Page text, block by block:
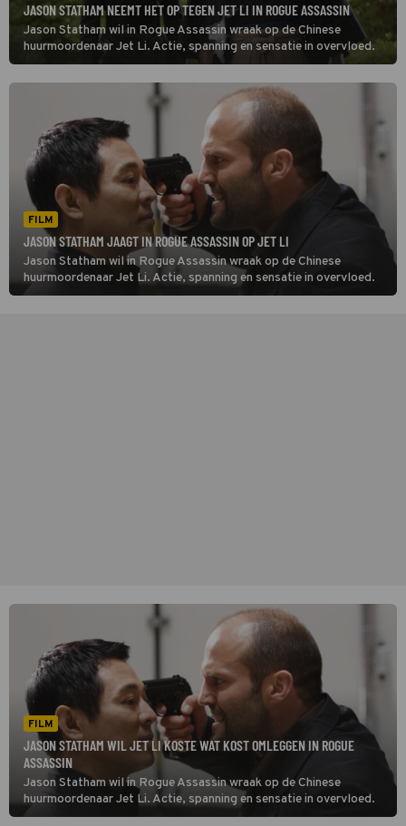
JASON STATHAM NEEMT HET OP TEGEN JET LI IN ROGUE ASSASSIN
Jason Statham wil in Rogue Assassin wraak op de Chinese
huurmoordenaar Jet Li. Actie, spanning en sensatie in overvloed.
FILM
JASON STATHAM JAAGT IN ROGUE ASSASSIN OP JET LI
Jason Statham wil in Rogue Assassin wraak op de Chinese
huurmoordenaar Jet Li. Actie, spanning en sensatie in overvloed.
FILM
JASON STATHAM WIL JET LI KOSTE WAT KOST OMLEGGEN IN ROGUE
ASSASSIN
Jason Statham wil in Rogue Assassin wraak op de Chinese
huurmoordenaar Jet Li. Actie, spanning en sensatie in overvloed.